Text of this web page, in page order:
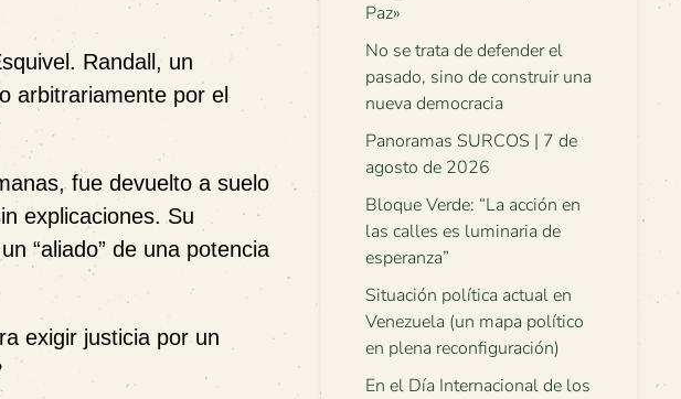
Randall, un
arbitrariamente por el
fue devuelto a suelo
explicaciones. Su
“aliado” de una potencia
exigir justicia por un
Paz»
No se trata de defender el
pasado, sino de construir una
nueva democracia
Panoramas SURCOS | 7 de
agosto de 2026
Bloque Verde: “La acción en
las calles es luminaria de
esperanza”
Situación política actual en
Venezuela (un mapa político
en plena reconfiguración)
En el Día Internacional de los